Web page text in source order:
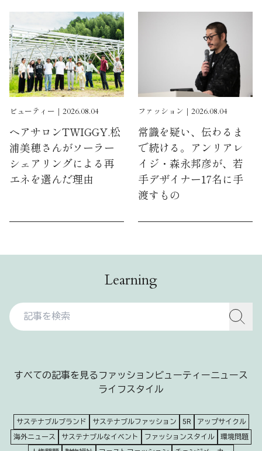
ビューティー｜2026.08.04
ヘアサロンTWIGGY.松
浦美穂さんがソーラー
シェアリングによる再
エネを選んだ理由
ファッション｜2026.08.04
常識を疑い、伝わるま
で続ける。アンリアレ
イジ・森永邦彦が、若
手デザイナー17名に手
渡すもの
Learning
すべての記事を見る ファッションビューティーニュース
ライフスタイル
サステナブルブランド サステナブルファッション 5R
アップサイクル
海外ニュース
サステナブルなイベント ファッションスタイル
環境問題